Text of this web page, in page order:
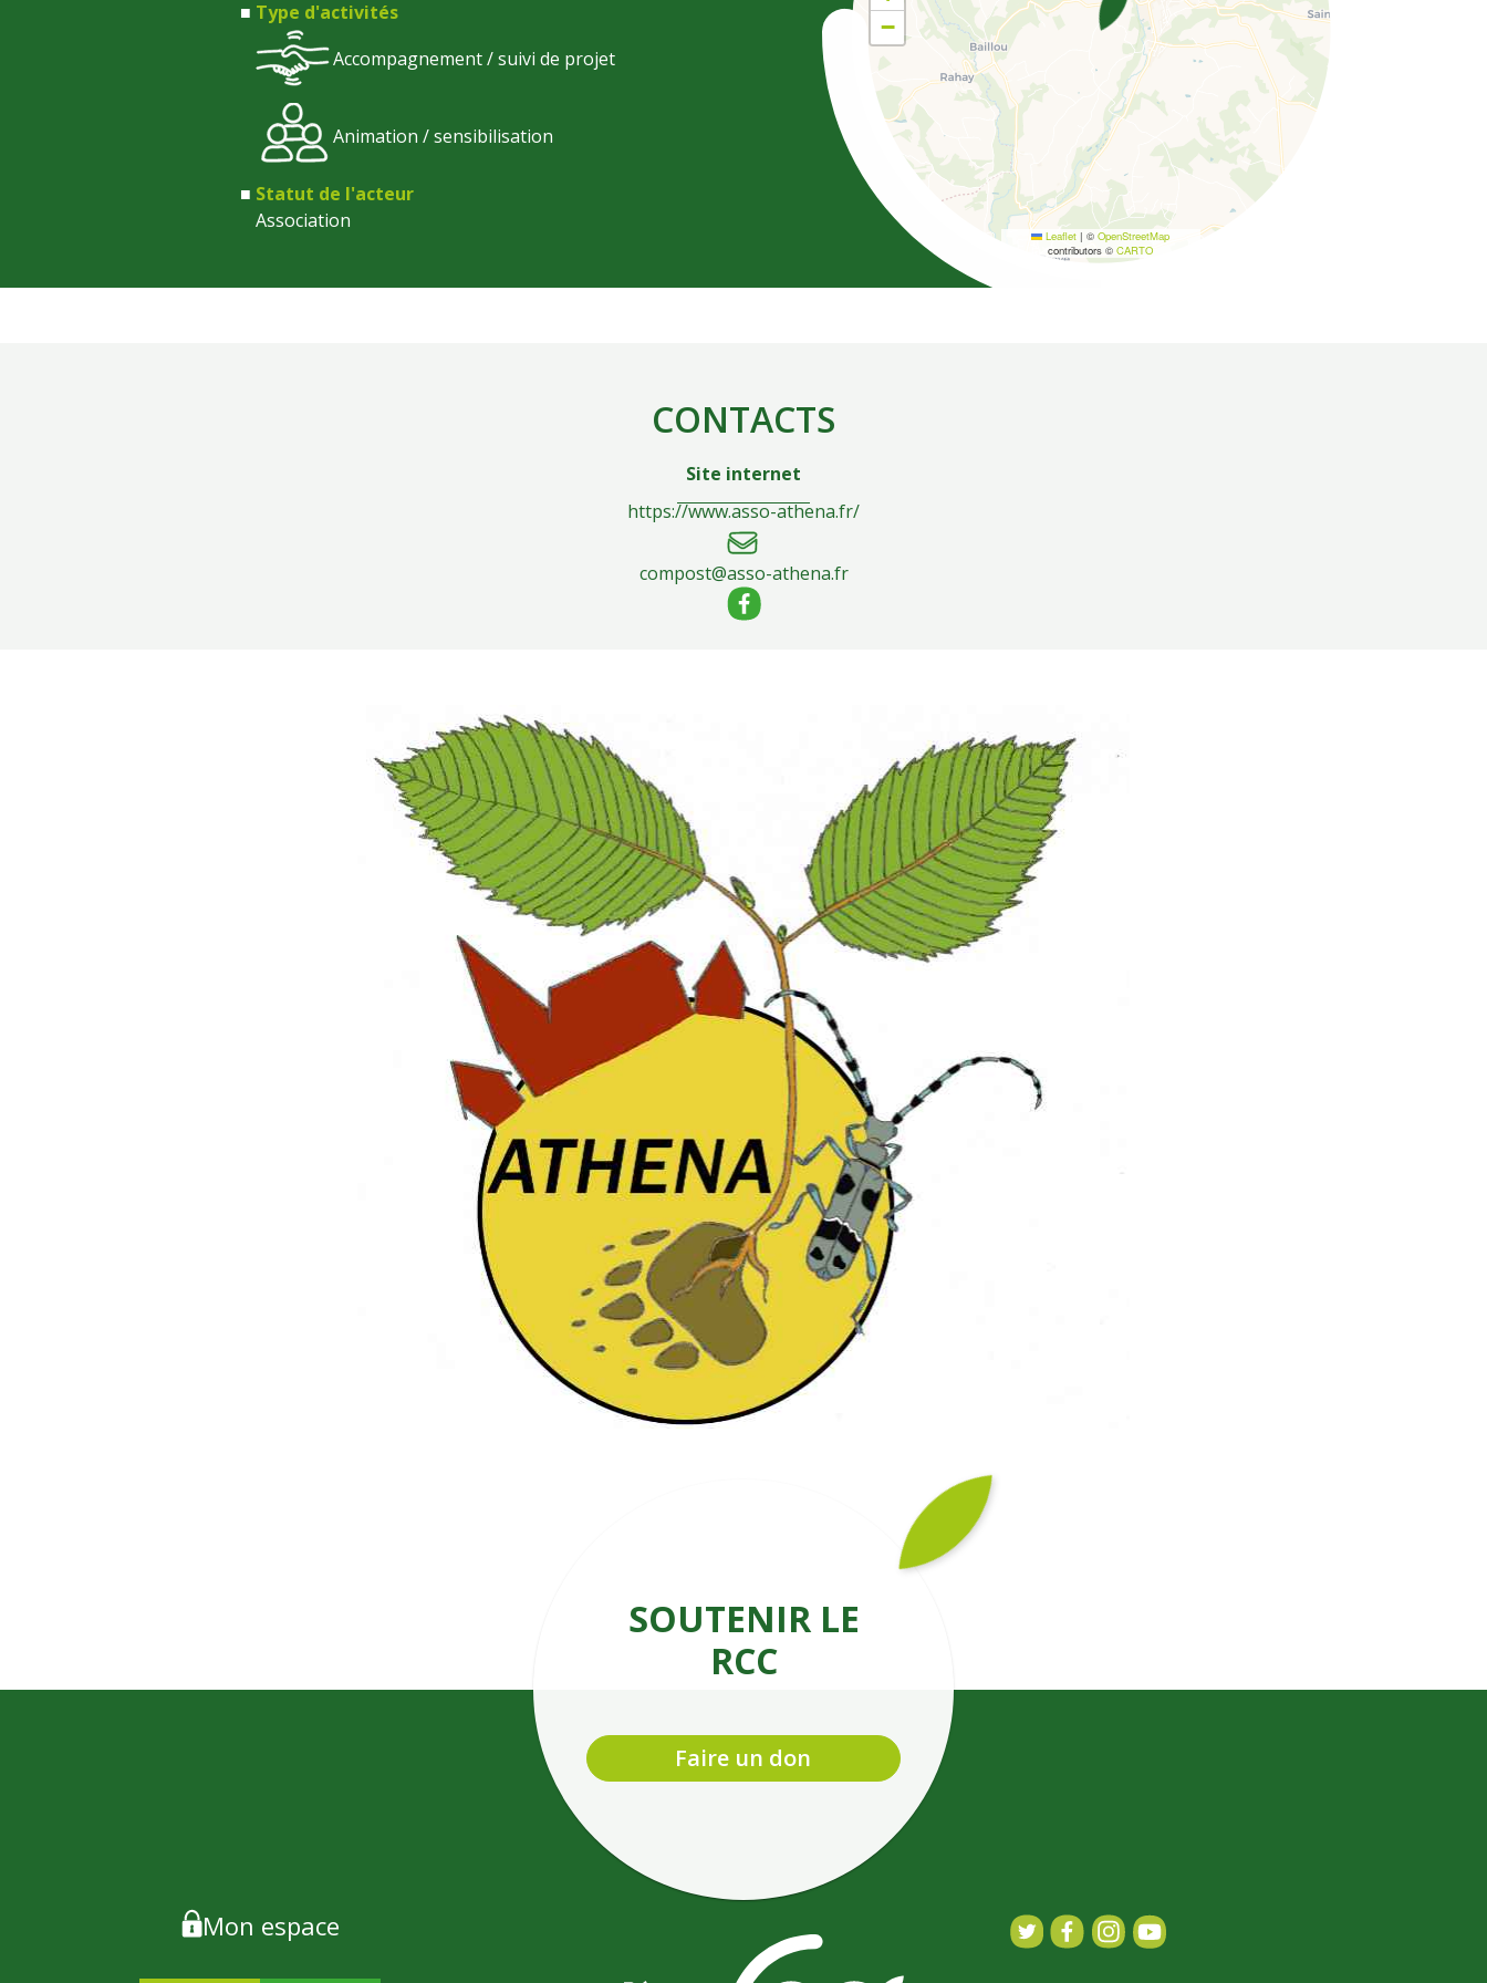
Type d'activités
Accompagnement / suivi de projet
Animation / sensibilisation
Statut de l'acteur
Association
−
Leaflet | © OpenStreetMap
contributors ©CARTO
CONTACTS
Site internet
https://www.asso-athena.fr/
compost@asso-athena.fr
SOUTENIR LE
RCC
Faire un don
Mon espace